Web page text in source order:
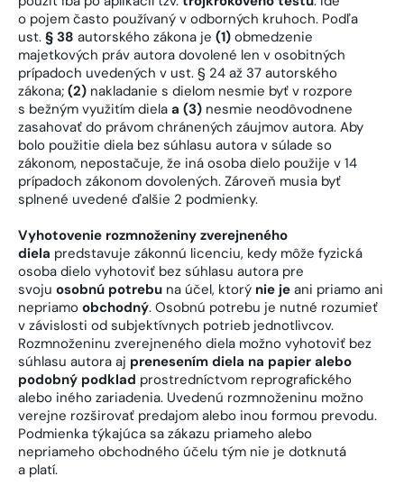
o pojem často používaný v odborných kruhoch. Podľa
ust. § 38 autorského zákona je (1) obmedzenie
majetkových práv autora dovolené len v osobitných
prípadoch uvedených v ust. § 24 až 37 autorského
zákona; (2) nakladanie s dielom nesmie byť v rozpore
s bežným využitím diela a (3) nesmie neodôvodnene
zasahovať do právom chránených záujmov autora. Aby
bolo použitie diela bez súhlasu autora v súlade so
zákonom, nepostačuje, že iná osoba dielo použije v 14
prípadoch zákonom dovolených. Zároveň musia byť
splnené uvedené ďalšie 2 podmienky.
Vyhotovenie rozmnoženiny zverejneného
diela predstavuje zákonnú licenciu, kedy môže fyzická
osoba dielo vyhotoviť bez súhlasu autora pre
svoju osobnú potrebu na účel, ktorý nie je ani priamo ani
nepriamo obchodný. Osobnú potrebu je nutné rozumieť
v závislosti od subjektívnych potrieb jednotlivcov.
Rozmnoženinu zverejneného diela možno vyhotoviť bez
súhlasu autora aj prenesením diela na papier alebo
podobný podklad prostredníctvom reprografického
alebo iného zariadenia. Uvedenú rozmnoženinu možno
verejne rozširovať predajom alebo inou formou prevodu.
Podmienka týkajúca sa zákazu priameho alebo
nepriameho obchodného účelu tým nie je dotknutá
a platí.